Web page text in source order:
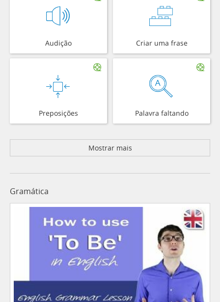
Audição Criar uma frase
Preposições Palavra faltando
Mostrar mais
Gramática